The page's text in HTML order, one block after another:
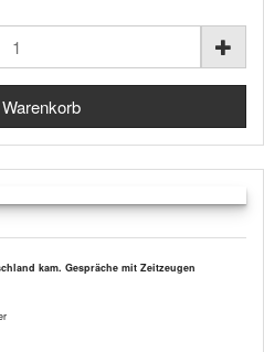
kam. Gespräche mit Zeitzeugen